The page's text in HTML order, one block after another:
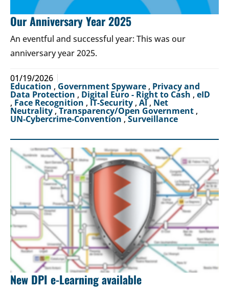
Our Anniversary Year 2025
An eventful and successful year: This was our
anniversary year 2025.
01/19/2026
Education , Government Spyware , Privacy and
Data Protection , Digital Euro - Right to Cash , eID
, Face Recognition , IT-Security , AI, Net
Neutrality,Transparency/Open Government ,
UN-Cybercrime-Convention ,Surveillance
New DPI e-Learning available